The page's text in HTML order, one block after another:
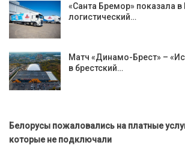
«Санта Бремор» показала в
логистический…
Матч «Динамо-Брест» –
в брестский…
Белорусы пожаловались на платные
которые не подключали